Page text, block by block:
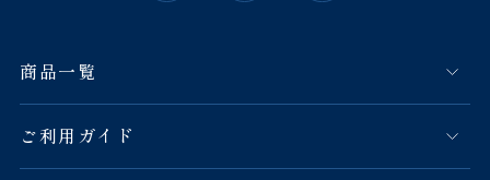
商品一覧
ご利用ガイド